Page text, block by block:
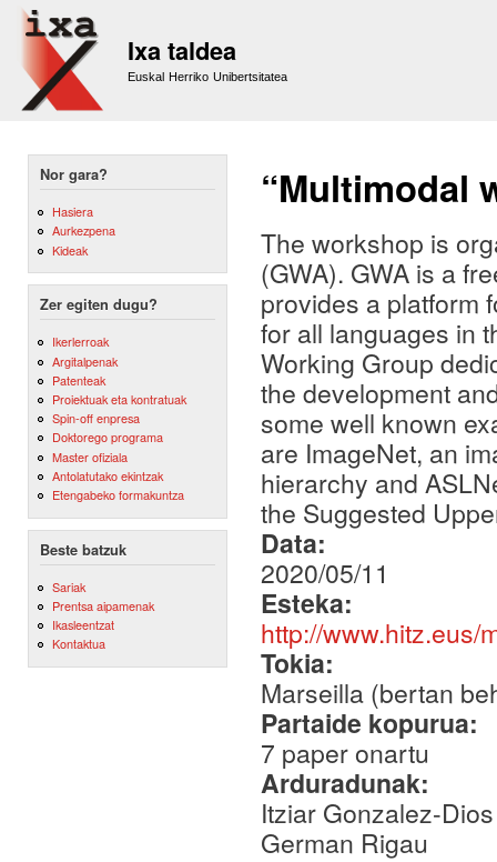
Ixa taldea
Euskal Herriko Unibertsitatea
Nor gara?
Hasiera
Aurkezpena
Kideak
Zer egiten dugu?
Ikerlerroak
Argitalpenak
Patenteak
Proiektuak eta kontratuak
Spin-off enpresa
Doktorego programa
Master ofiziala
Antolatutako ekintzak
Etengabeko formakuntza
Beste batzuk
Sariak
Prentsa aipamenak
Ikasleentzat
Kontaktua
“Multimodal
The workshop is
(GWA). GWA is a
provides a platform
for all languages in
Working Group
the development
some well known
are ImageNet, an
hierarchy and
the Suggested
Data:
2020/05/11
Esteka:
http://www.hitz.eus/
Tokia:
Marseilla (bertan
Partaide kopurua:
7 paper onartu
Arduradunak:
Itziar Gonzalez-Dios
German Rigau